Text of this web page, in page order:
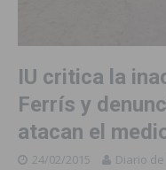
IU critica la
Ferrís y
atacan el
24/02/2015 Diario